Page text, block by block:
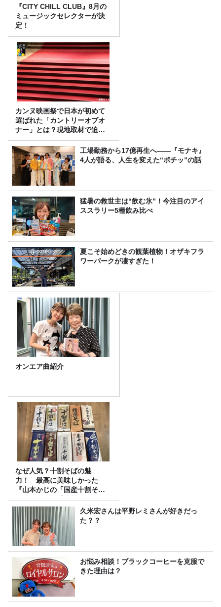
『CITY CHILL CLUB』8月の
ミュージックセレクターが決
定！
カンヌ映画祭で日本が初めて
選ばれた「カントリーオブオ
ナー」とは？現地取材で迫る
選出の意味
工場勤務から17億再生へ——『モナキ』
4人が語る、人生を変えた“ポチッ”の話
猛暑の救世主は“飲む氷”！今注目のアイ
ススラリー5種飲み比べ
夏こそ始めどきの観葉植物！オザキフラ
ワーパークが凄すぎた！
オンエア曲紹介
なぜ人気？十割そばの魅
力！ 最高に美味しかった
『山本かじの「国産十割そ
ば」』とは？【十割そば10種
食べ比べ】
久米宏さんは平野レミさんが好きだっ
た？？
お悩み相談！ブラックコーヒーを克服で
きた理由は？